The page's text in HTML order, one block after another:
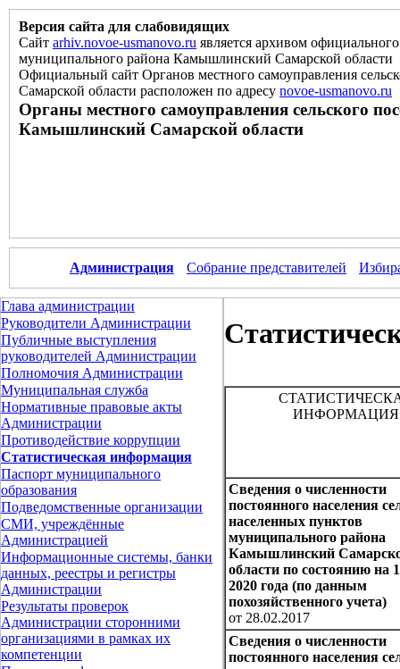
Версия сайта для слабовидящих
Сайт arhiv.novoe-usmanovo.ru является архивом
муниципального района Камышлинский Самарской области
Официальный сайт Органов местного самоуправления
Самарской области расположен по адресу novoe-usmanovo.ru
Органы местного самоуправления сельского
Камышлинский Самарской области
Администрация Собрание представителей
Глава администрации
Руководители Администрации
Публичные выступления
руководителей Администрации
Полномочия Администрации
Муниципальная служба
Нормативные правовые акты
Администрации
Противодействие коррупции
Статистическая информация
Паспорт муниципального
образования
Подведомственные организации
СМИ, учреждённые
Администрацией
Информационные системы, банки
данных, реестры и регистры
Администрации
Результаты проверок
Администрации сторонними
организациями в рамках их
компетенции
ИНФОРМАЦИЯ
Сведения о численности
постоянного населения
населенных пунктов
муниципального района
Камышлинский
области по состоянию на
2020 года (по данным
похозяйственного учета)
от 28.02.2017
Сведения о численности
постоянного населения